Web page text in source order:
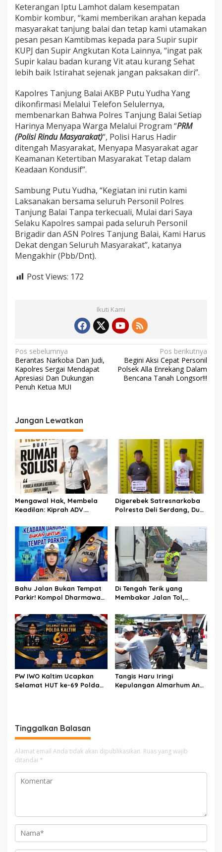
n
P
o
l
r
e
s
T
B
a
r
u
s
S
e
l
a
u
e
n
y
p
a
W
a
g
a
Keterangan Iptu Lamhot dalam kesempatan
Kombir kombur, “kami memberikan arahan kepada
masyarakat tanjung balai dan tetap kami utamakan
pesan pesan Kamtibmas kepada para Supir supir
KUPJ dan Supir Angkutan Kota Lainnya, “ingat pak
Supir kalau badan kurang Vit atau kurang Sehat
lebih baik Istirahat sejenak jangan paksakan diri”.
Kapolres Tanjung Balai AKBP Putu Yudha Yang
dikonfirmasi Melalui Telefon Selulernya,
membenarkan Bahwa Polres Tanjung Balai Setiap
Harinya Menyapa Warga Melalui Program “PRM
(Polisi Rindu Masyarakat)“, Polisi Harus Hadir
ditengah Masyarakat, Menyapa Masyarakat agar
Keamanan Ketertiban Masyarakat Tetap dalam
Keadaan Kondusif”.
Sambung Putu Yudha, “Kegiatan ini rutin kami
Laksanakan bersama seluruh Personil Polres
Tanjung Balai Tanpa terkecuali, Mulai dari Saya
Selaku Kapolres sampai pada seluruh Personil
Brigadir dan ASN Polres Tanjung Balai, Kami Harus
Dekat dengan Seluruh Masyarakat”, katanya
Mengakhir (Pbb/Dnt).
Post Views: 172
Ikuti Kami
N
a
v
i
a
s
i
p
o
s
Pos sebelumnya
Berantas Narkoba Dan Judi,
Kapolres Sergai Mendapat
Apresiasi Dan Dukungan
Penuh Ketua MUI
Pos berikutnya
Begini Aksi Cepat Personil
Polsek Alla Enrekang Dalam
Bencana Tanah Longsor!!!
Jangan Lewatkan
Mengawal Hak, Membela
Keadilan: Kiprah ADV.
Solusi
Digerebek Satresnarkoba
Polresta Deli Serdang, Dua
Merbau Dibekuk
Bahu Jalan Bukan Tempat
Parkir! Kompol Dharmawati
Keselamatan, Satu
Kelalaian Bisa Berujung
Maut
Di Tengah Terik yang
Membakar Jalan Tol,
Kompol Dharmawati
Sejukkan Hati Para Sopir
Truk
PW IWO Kaltim Ucapkan
Selamat HUT ke-69 Polda
Tangis Haru Iringi
Kepulangan Almarhum Andi
Tinggalkan Balasan
Alamat email Anda tidak akan dipublikasikan. Ruas yang wajib
ditandai *